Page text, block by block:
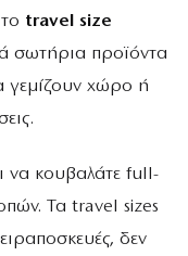
travel size
σωτήρια προϊόντα
γεμίζουν χώρο ή
να κουβαλάτε full-
Τα travel sizes
δεν